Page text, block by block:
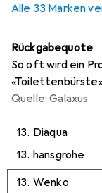
Alle 33 Marken
Rückgabequote
So oft wird ein
Quelle: Galaxus
13. Diaqua
13. hansgrohe
13. Wenko